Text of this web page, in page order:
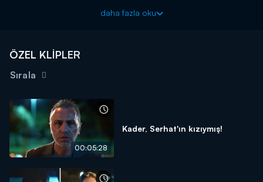
daha fazla oku
ÖZEL KLİPLER
Sırala
00:05:28
Kader, Serhat'ın kızıymış!